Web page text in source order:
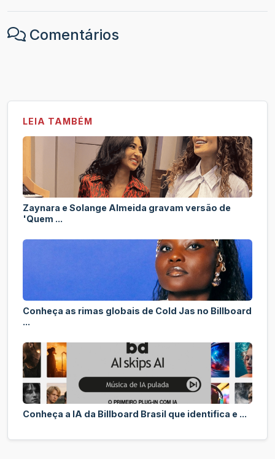
Comentários
LEIA TAMBÉM
Zaynara e Solange Almeida gravam versão de
'Quem ...
Conheça as rimas globais de Cold Jas no Billboard
...
Conheça a IA da Billboard Brasil que identifica e ...